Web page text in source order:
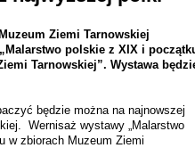
Ziemi Tarnowskiej
polskie z XIX i
Tarnowskiej”. Wystawa
będzie można na najnowszej
Wernisaż wystawy „Malarstwo
w zbiorach Muzeum Ziemi